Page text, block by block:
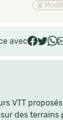
VTT
des terrains
avec